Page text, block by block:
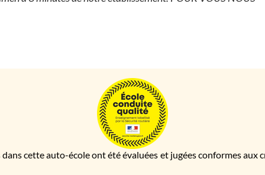
cette auto-école ont été évaluées et jugées conformes